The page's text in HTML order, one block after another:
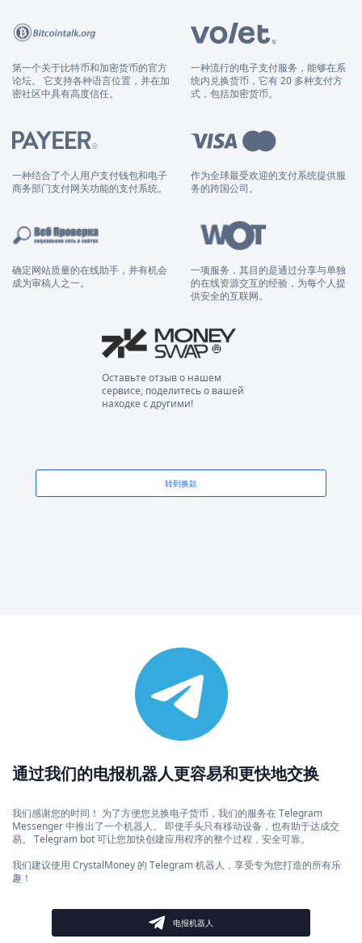
第一个关于比特币和加密货币的官方
论坛。 它支持各种语言位置，并在加
密社区中具有高度信任。
一种流行的电子支付服务，能够在系
统内兑换货币，它有 20 多种支付方
式，包括加密货币。
一种结合了个人用户支付钱包和电子
商务部门支付网关功能的支付系统。
作为全球最受欢迎的支付系统提供服
务的跨国公司。
确定网站质量的在线助手，并有机会
成为审稿人之一。
一项服务，其目的是通过分享与单独
的在线资源交互的经验，为每个人提
供安全的互联网。
Оставьте отзыв о нашем
сервисе, поделитесь о вашей
находке с другими!
转到换款
通过我们的电报机器人更容易和更快地交换
我们感谢您的时间！ 为了方便您兑换电子货币，我们的服务在 Telegram
Messenger 中推出了一个机器人。 即使手头只有移动设备，也有助于达成交
易。 Telegram bot 可让您加快创建应用程序的整个过程，安全可靠。
我们建议使用 CrystalMoney 的 Telegram 机器人，享受专为您打造的所有乐
趣！
电报机器人